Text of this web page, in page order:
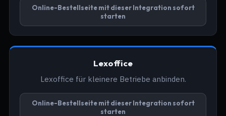
Online-Bestellseite mit dieser Integration sofort
starten
Lexoffice
Lexoffice für kleinere Betriebe anbinden.
Online-Bestellseite mit dieser Integration sofort
starten